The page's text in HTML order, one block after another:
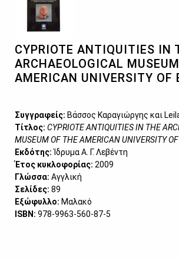
CYPRIOTE ANTIQUITIES IN
ARCHAEOLOGICAL
AMERICAN UNIVERSITY OF
Συγγραφείς: Βάσσος Καραγιώργης και
Τίτλος: CYPRIOTE ANTIQUITIES IN THE
MUSEUM OF THE AMERICAN UNIVERSITY
Εκδότης:Ίδρυμα Α. Γ. Λεβέντη
Έτος κυκλοφορίας: 2009
Γλώσσα: Αγγλική
Σελίδες: 89
Εξώφυλλο: Μαλακό
ISBΝ: 978-9963-560-87-5